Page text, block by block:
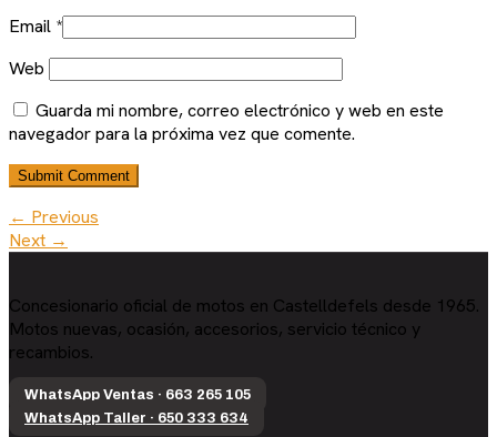
Email *
Web
Guarda mi nombre, correo electrónico y web en este
navegador para la próxima vez que comente.
← Previous
Next →
Concesionario oficial de motos en Castelldefels desde 1965.
Motos nuevas, ocasión, accesorios, servicio técnico y
recambios.
WhatsApp Ventas · 663 265 105
WhatsApp Taller · 650 333 634